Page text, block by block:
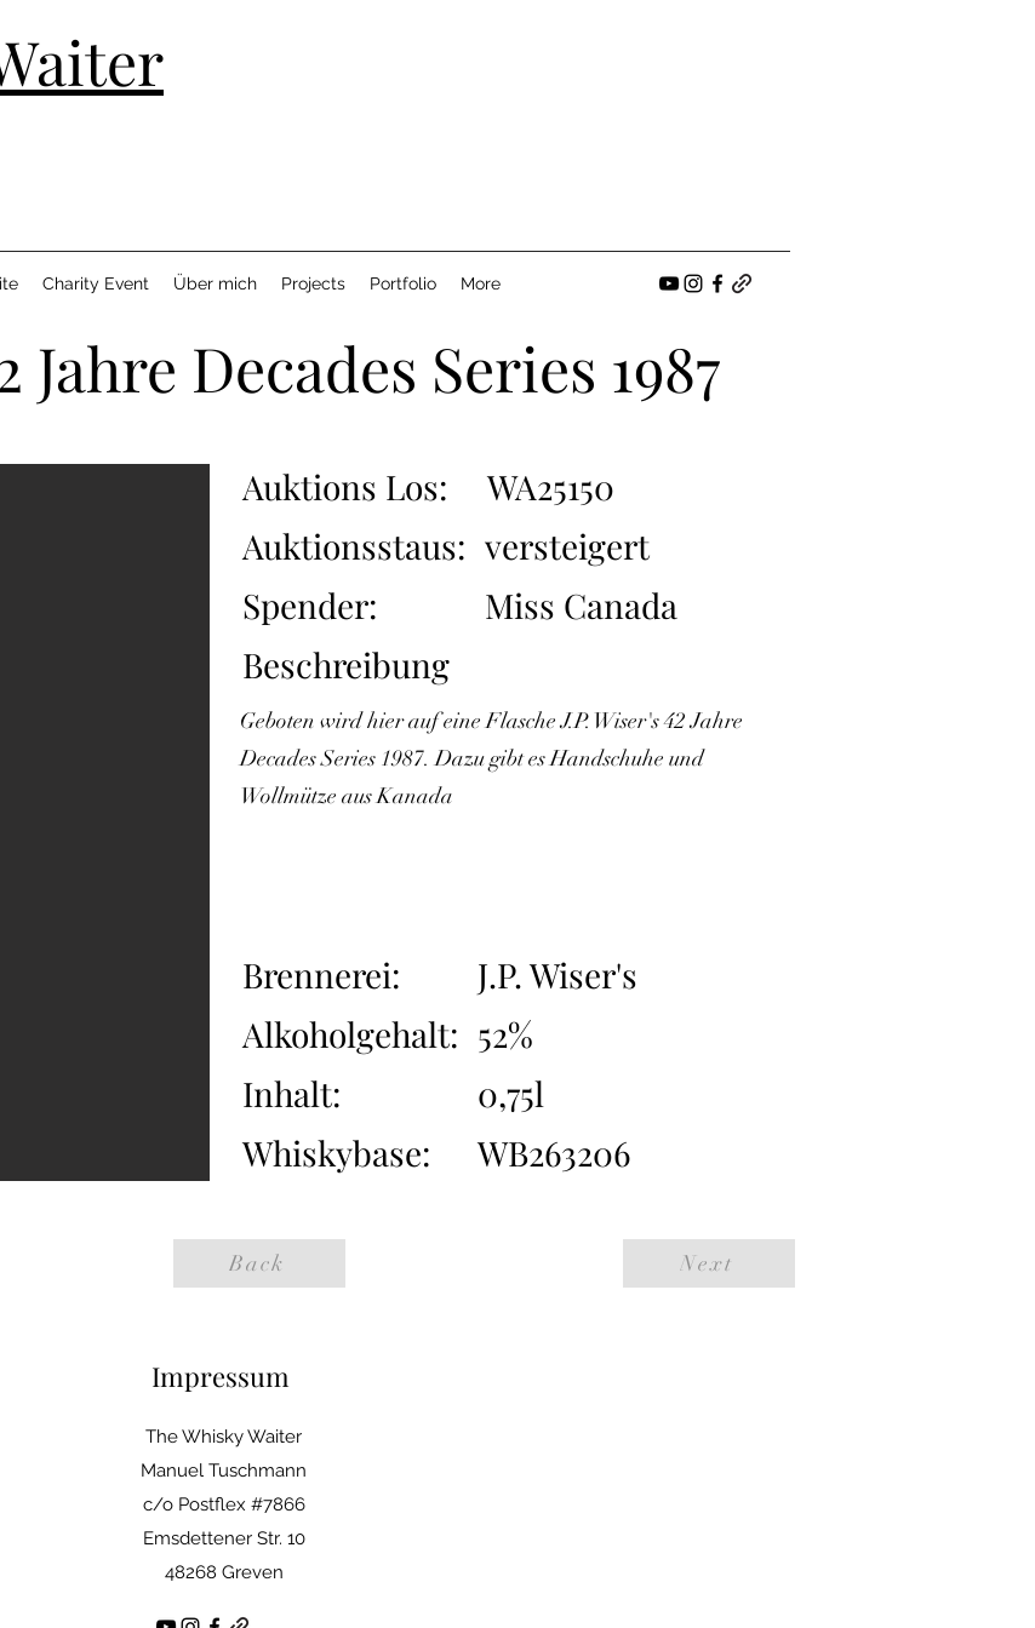
Charity Event Über mich Projects Portfolio More
Jahre Decades Series 1987
Auktions Los:
WA25150
Auktionsstaus: versteigert
Spender:
Miss Canada
Beschreibung
Geboten wird hier auf eine Flasche J.P. Wiser's 42 Jahre
Decades Series 1987. Dazu gibt es Handschuhe und
Wollmütze aus Kanada
Brennerei:
J.P. Wiser's
Alkoholgehalt: 52%
Inhalt:
0,75l
Whiskybase:
WB263206
Back Next
Impressum
The Whisky Waiter
Manuel Tuschmann
c/o Postflex #7866
Emsdettener Str. 10
48268 Greven